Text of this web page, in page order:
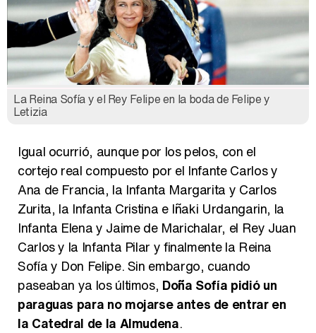
La Reina Sofía y el Rey Felipe en la boda de Felipe y
Letizia
Igual ocurrió, aunque por los pelos, con el
cortejo real compuesto por el Infante Carlos y
Ana de Francia, la Infanta Margarita y Carlos
Zurita, la Infanta Cristina e Iñaki Urdangarin, la
Infanta Elena y Jaime de Marichalar, el Rey Juan
Carlos y la Infanta Pilar y finalmente la Reina
Sofía y Don Felipe. Sin embargo, cuando
paseaban ya los últimos, Doña Sofía pidió un
paraguas para no mojarse antes de entrar en
la Catedral de la Almudena.